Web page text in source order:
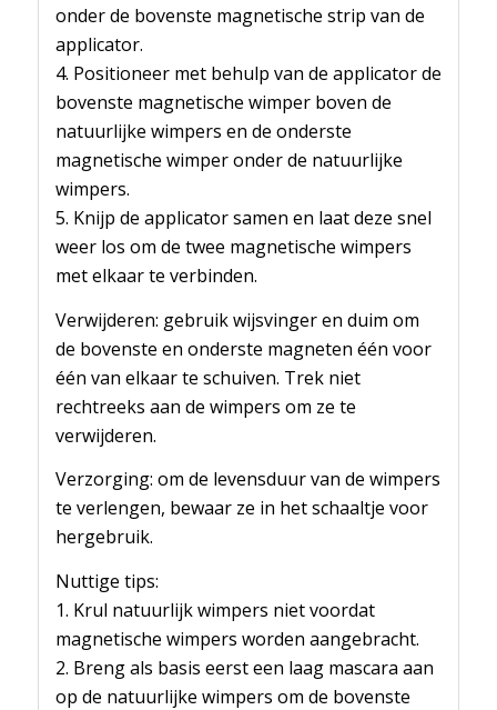
onder de bovenste magnetische strip van de
applicator.
4. Positioneer met behulp van de applicator de
bovenste magnetische wimper boven de
natuurlijke wimpers en de onderste
magnetische wimper onder de natuurlijke
wimpers.
5. Knijp de applicator samen en laat deze snel
weer los om de twee magnetische wimpers
met elkaar te verbinden.
Verwijderen: gebruik wijsvinger en duim om
de bovenste en onderste magneten één voor
één van elkaar te schuiven. Trek niet
rechtreeks aan de wimpers om ze te
verwijderen.
Verzorging: om de levensduur van de wimpers
te verlengen, bewaar ze in het schaaltje voor
hergebruik.
Nuttige tips:
1. Krul natuurlijk wimpers niet voordat
magnetische wimpers worden aangebracht.
2. Breng als basis eerst een laag mascara aan
op de natuurlijke wimpers om de bovenste